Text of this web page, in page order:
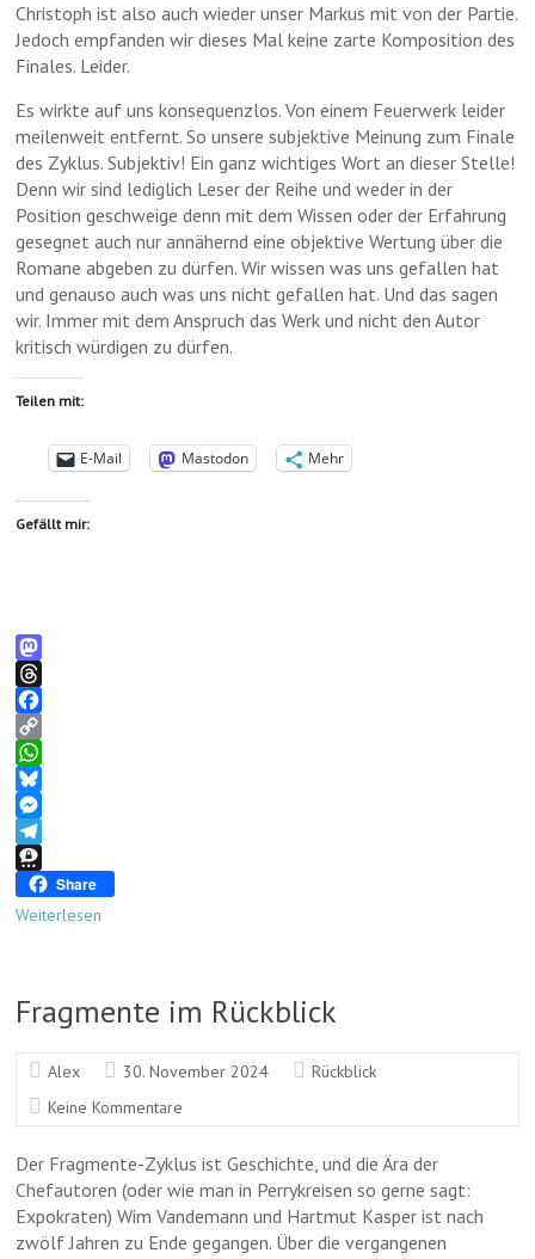
Christoph ist also auch wieder unser Markus mit von der Partie.
Jedoch empfanden wir dieses Mal keine zarte Komposition des
Finales. Leider.
Es wirkte auf uns konsequenzlos. Von einem Feuerwerk leider
meilenweit entfernt. So unsere subjektive Meinung zum Finale
des Zyklus. Subjektiv! Ein ganz wichtiges Wort an dieser Stelle!
Denn wir sind lediglich Leser der Reihe und weder in der
Position geschweige denn mit dem Wissen oder der Erfahrung
gesegnet auch nur annähernd eine objektive Wertung über die
Romane abgeben zu dürfen. Wir wissen was uns gefallen hat
und genauso auch was uns nicht gefallen hat. Und das sagen
wir. Immer mit dem Anspruch das Werk und nicht den Autor
kritisch würdigen zu dürfen.
Teilen mit:
E-Mail Mastodon Mehr
Gefällt mir:
M
a
s
t
o
d
o
n
T
h
r
e
a
d
s
F
a
c
e
b
o
k
C
o
p
y
L
n
W
h
a
t
A
B
l
u
s
M
e
s
e
T
l
a
h
m
Share
Weiterlesen
Fragmente im Rückblick
Alex 30. November 2024
Rückblick
Keine Kommentare
Der Fragmente-Zyklus ist Geschichte, und die Ära der
Chefautoren (oder wie man in Perrykreisen so gerne sagt:
Expokraten) Wim Vandemann und Hartmut Kasper ist nach
zwölf Jahren zu Ende gegangen. Über die vergangenen